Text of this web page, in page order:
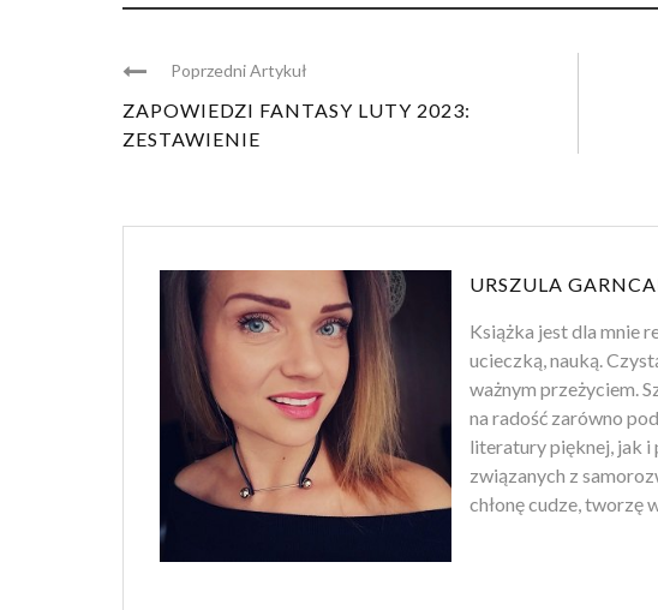
Poprzedni Artykuł
ZAPOWIEDZI FANTASY LUTY 2023:
ZESTAWIENIE
URSZULA
Książka jest dla mnie
ucieczką, nauką.
ważnym przeżyciem.
na radość zarówno
literatury pięknej, jak
związanych z
chłonę cudze, tworzę